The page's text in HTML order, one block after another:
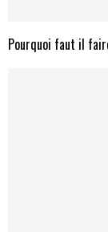
Pourquoi faut il